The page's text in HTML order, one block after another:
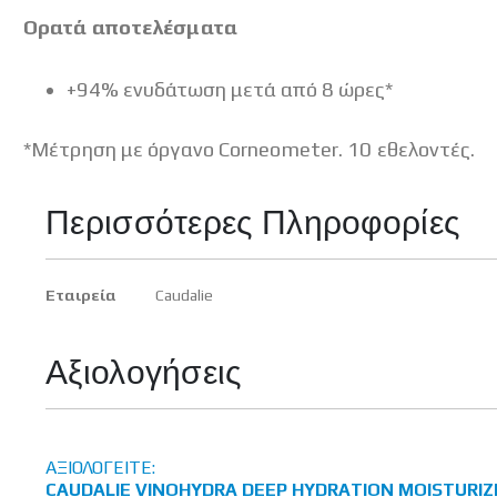
Ορατά αποτελέσματα
+94% ενυδάτωση μετά από 8 ώρες*
*Μέτρηση με όργανο Corneometer. 10 εθελοντές.
Περισσότερες Πληροφορίες
Περισσότερες
Εταιρεία Caudalie
Αξιολογήσεις
ΑΞΙΟΛΟΓΕΊΤΕ:
CAUDALIE VINOHYDRA DEEP HYDRATION